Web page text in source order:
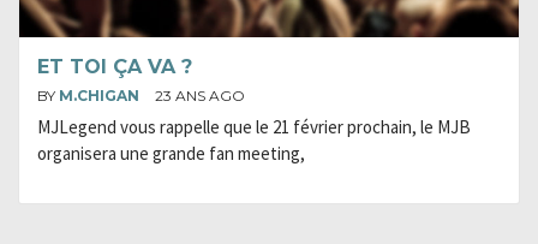
ET TOI ÇA VA ?
BY M.CHIGAN 23 ANS AGO
MJLegend vous rappelle que le 21 février prochain, le MJB
organisera une grande fan meeting,